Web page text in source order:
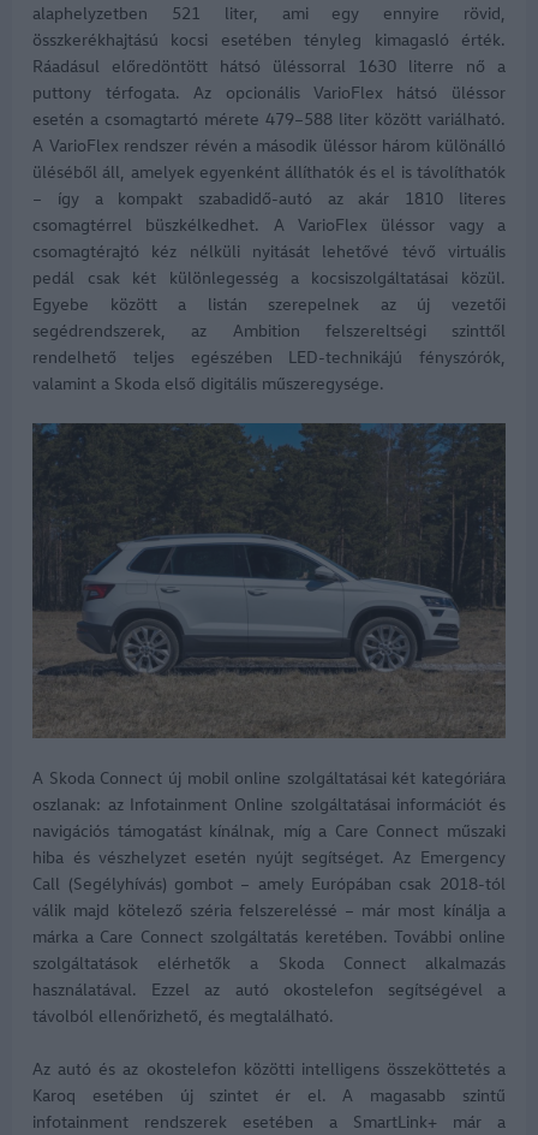
alaphelyzetben 521 liter, ami egy ennyire rövid,
összkerékhajtású kocsi esetében tényleg kimagasló érték.
Ráadásul előredöntött hátsó üléssorral 1630 literre nő a
puttony térfogata. Az opcionális VarioFlex hátsó üléssor
esetén a csomagtartó mérete 479–588 liter között variálható.
A VarioFlex rendszer révén a második üléssor három különálló
üléséből áll, amelyek egyenként állíthatók és el is távolíthatók
– így a kompakt szabadidő-autó az akár 1810 literes
csomagtérrel büszkélkedhet. A VarioFlex üléssor vagy a
csomagtérajtó kéz nélküli nyitását lehetővé tévő virtuális
pedál csak két különlegesség a kocsiszolgáltatásai közül.
Egyebe között a listán szerepelnek az új vezetői
segédrendszerek, az Ambition felszereltségi szinttől
rendelhető teljes egészében LED-technikájú fényszórók,
valamint a Skoda első digitális műszeregysége.
A Skoda Connect új mobil online szolgáltatásai két kategóriára
oszlanak: az Infotainment Online szolgáltatásai információt és
navigációs támogatást kínálnak, míg a Care Connect műszaki
hiba és vészhelyzet esetén nyújt segítséget. Az Emergency
Call (Segélyhívás) gombot – amely Európában csak 2018-tól
válik majd kötelező széria felszereléssé – már most kínálja a
márka a Care Connect szolgáltatás keretében. További online
szolgáltatások elérhetők a Skoda Connect alkalmazás
használatával. Ezzel az autó okostelefon segítségével a
távolból ellenőrizhető, és megtalálható.
Az autó és az okostelefon közötti intelligens összeköttetés a
Karoq esetében új szintet ér el. A magasabb szintű
infotainment rendszerek esetében a SmartLink+ már a